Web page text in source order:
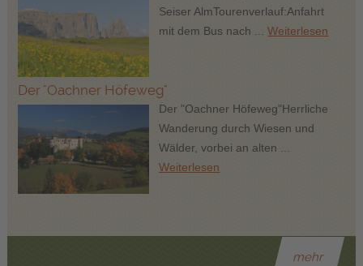
Seiser AlmTourenverlauf:Anfahrt
mit dem Bus nach ...Weiterlesen
Der "Oachner Höfeweg"
Der "Oachner Höfeweg"Herrliche
Wanderung durch Wiesen und
Wälder, vorbei an alten ...
Weiterlesen
mehr